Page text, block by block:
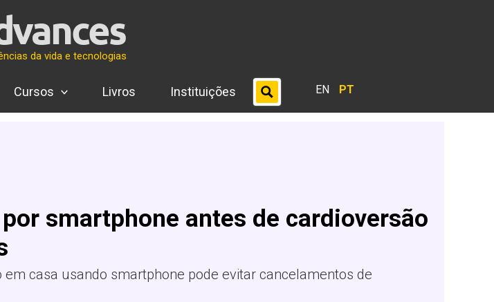
da vida e tecnologias
Cursos Livros Instituições EN PT
smartphone antes de cardioversão
casa usando smartphone pode evitar cancelamentos de